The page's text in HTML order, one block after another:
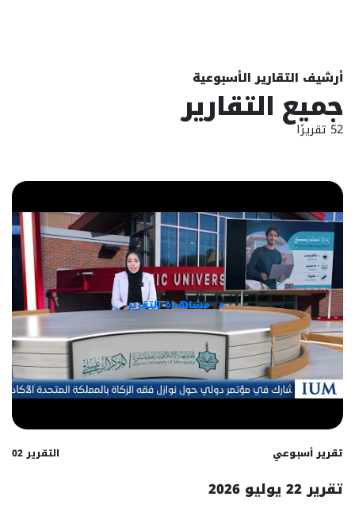
أرشيف التقارير الأسبوعية
جميع التقارير
52 تقريرًا
مشاهدة التقرير
تقرير أسبوعي التقرير 02
تقرير 22 يوليو 2026